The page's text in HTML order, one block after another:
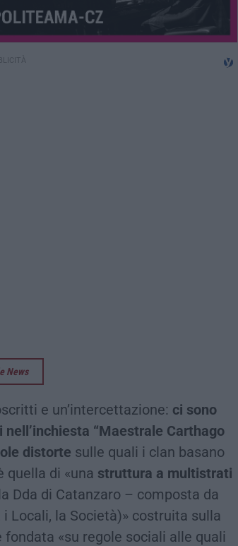
News
e un’intercettazione: ci sono
nell’inchiesta “Maestrale Carthago
distorte sulle quali i clan basano
quella di «una struttura a multistrati
Dda di Catanzaro – composta da
Locali, la Società)» costruita sulla
fondata «su regole sociali alle quali